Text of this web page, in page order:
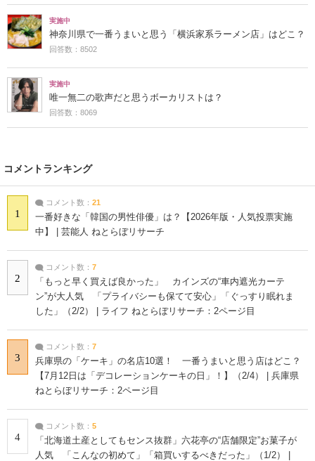
実施中
神奈川県で一番うまいと思う「横浜家系ラーメン店」はどこ？
回答数：8502
実施中
唯一無二の歌声だと思うボーカリストは？
回答数：8069
コメントランキング
1
コメント数： 21
一番好きな「韓国の男性俳優」は？【2026年版・人気投票実施
中】 | 芸能人 ねとらぼリサーチ
2
コメント数： 7
「もっと早く買えば良かった」 カインズの“車内遮光カーテ
ン”が大人気 「プライバシーも保てて安心」「ぐっすり眠れま
した」（2/2） | ライフ ねとらぼリサーチ：2ページ目
3
コメント数： 7
兵庫県の「ケーキ」の名店10選！ 一番うまいと思う店はどこ？
【7月12日は「デコレーションケーキの日」！】（2/4） | 兵庫県
ねとらぼリサーチ：2ページ目
4
コメント数： 5
「北海道土産としてもセンス抜群」六花亭の“店舗限定”お菓子が
人気 「こんなの初めて」「箱買いするべきだった」（1/2） |